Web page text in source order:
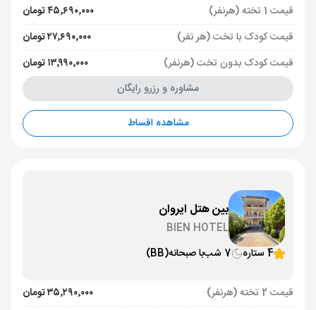
قیمت 1 تخته (هرنفر)
۴۵٬۶۹۰٬۰۰۰ تومان
قیمت کودک با تخت (هر نفر)
۲۷٬۶۹۰٬۰۰۰ تومان
قیمت کودک بدون تخت (هرنفر)
۱۳٬۹۹۰٬۰۰۰ تومان
مشاوره و رزرو رایگان
مشاهده اقساط
بین هتل ایروان
BIEN HOTEL
4 ستاره
7 شب با صبحانه(BB)
قیمت 2 تخته (هرنفر)
۳۵٬۲۹۰٬۰۰۰ تومان